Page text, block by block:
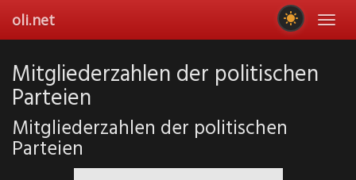
main
oli.net
Mitgliederzahlen der politischen
Parteien
Mitgliederzahlen der politischen
Parteien